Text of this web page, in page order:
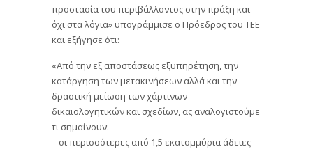
προστασία του περιβάλλοντος στην πράξη και
όχι στα λόγια» υπογράμμισε ο Πρόεδρος του ΤΕΕ
και εξήγησε ότι:
«Από την εξ αποστάσεως εξυπηρέτηση, την
κατάργηση των μετακινήσεων αλλά και την
δραστική μείωση των χάρτινων
δικαιολογητικών και σχεδίων, ας αναλογιστούμε
τι σημαίνουν:
– οι περισσότερες από 1,5 εκατομμύρια άδειες